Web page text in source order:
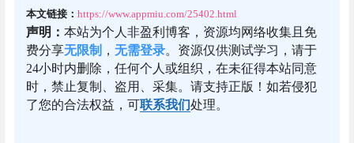
本文链接： https://www.appmiu.com/25402.html
声明： 本站为个人非盈利博客，资源均网络收集且免
费分享无限制 ， 无需登录。资源仅供测试学习，请于
24小时内删除，任何个人或组织，在未征得本站同意
时，禁止复制、盗用、采集。请支持正版！如若侵犯
了您的合法权益，可联系我们处理。